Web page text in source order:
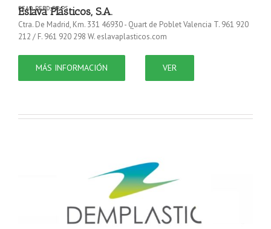
Eslava Plásticos, S.A.
PEAD,PEBD,PP,PS
Ctra. De Madrid, Km. 331 46930 - Quart de Poblet Valencia T. 961 920
212 / F. 961 920 298 W. eslavaplasticos.com
MÁS INFORMACIÓN VER